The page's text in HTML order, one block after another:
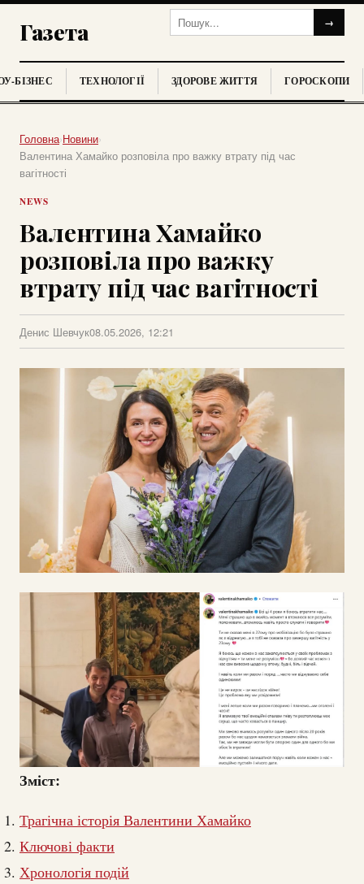
Газета →
БІЗНЕС ТЕХНОЛОГІЇ ЗДОРОВЕ ЖИТТЯ ГОРОСКОПИ
Головна›Новини›
Валентина Хамайко розповіла про важку втрату під час
вагітності
NEWS
Валентина Хамайко
розповіла про важку
втрату під час вагітності
Денис Шевчук08.05.2026, 12:21
Зміст:
Трагічна історія Валентини Хамайко
Ключові факти
Хронологія подій